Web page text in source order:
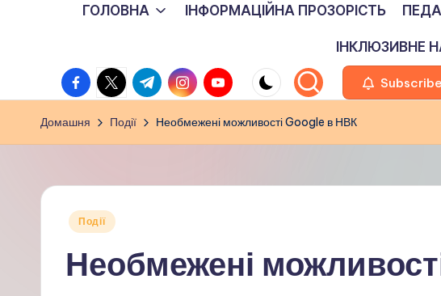
ГОЛОВНА ІНФОРМАЦІЙНА ПРОЗОРІСТЬ
ІНКЛЮЗИВНЕ
facebook.com
twitter.com
t.me instagram.com
youtube.com Subscribe
Домашня Події Необмежені можливості Google в НВК
Опубліковано
Події
Необмежені